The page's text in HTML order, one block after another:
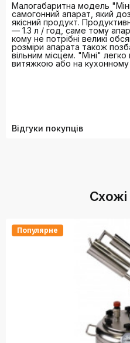
Малогабаритна модель
самогонний апарат, який
якісний продукт.
— 1.3 л / год, саме тому
кому не потрібні великі
розміри апарата також
вільним місцем. "Міні"
витяжкою або на кухонному
Відгуки покупців
Схожі
Популярне